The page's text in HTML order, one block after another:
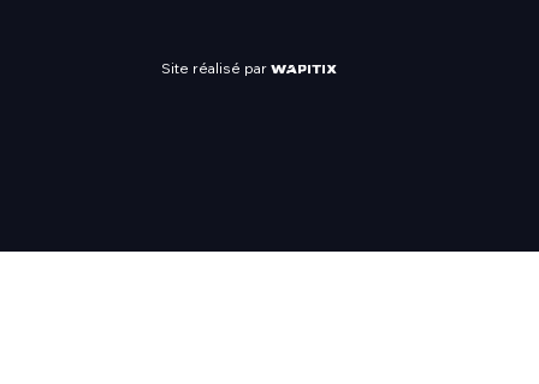
Site réalisé par